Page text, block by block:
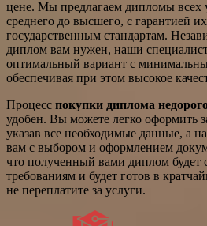
цене. Мы предлагаем дипломы всех
среднего до высшего, с гарантией
государственным стандартам.
диплом вам нужен, наши
оптимальный вариант с
обеспечивая при этом высокое
Процесс покупки диплома
удобен. Вы можете легко оформить
указав все необходимые данные, а
вам с выбором и оформлением
что полученный вами диплом будет
требованиям и будет готов в
не переплатите за услуги.